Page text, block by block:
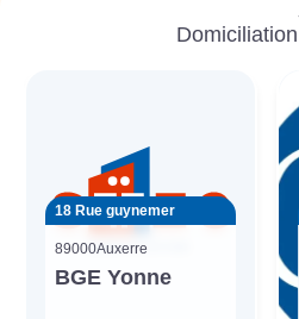
Domiciliation
18 Rue guynemer
89000Auxerre
BGE Yonne